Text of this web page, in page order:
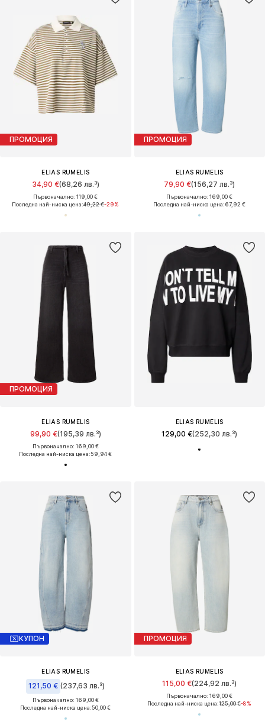
ПРОМОЦИЯ
ELIAS RUMELIS
34,90 €(68,26 лв.³)
Първоначално: 119,00 €
Последна най-ниска цена:49,22 €-29%
ПРОМОЦИЯ
ELIAS RUMELIS
79,90 €(156,27 лв.³)
Първоначално: 169,00 €
Последна най-ниска цена:67,92 €
ПРОМОЦИЯ
ELIAS RUMELIS
99,90 €(195,39 лв.³)
Първоначално: 169,00 €
Последна най-ниска цена:59,94 €
ELIAS RUMELIS
129,00 €(252,30 лв.³)
КУПОН
ELIAS RUMELIS
121,50 € (237,63 лв.³)
Първоначално: 169,00 €
Последна най-ниска цена:50,00 €
ПРОМОЦИЯ
ELIAS RUMELIS
115,00 €(224,92 лв.³)
Първоначално: 169,00 €
Последна най-ниска цена:125,00 €-8%